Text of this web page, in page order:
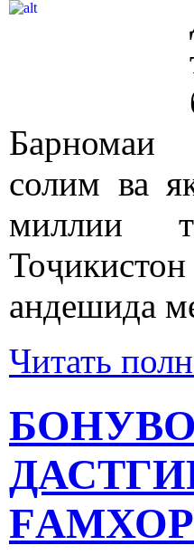
Барномаи
солим ва
миллии
андешида
Читать